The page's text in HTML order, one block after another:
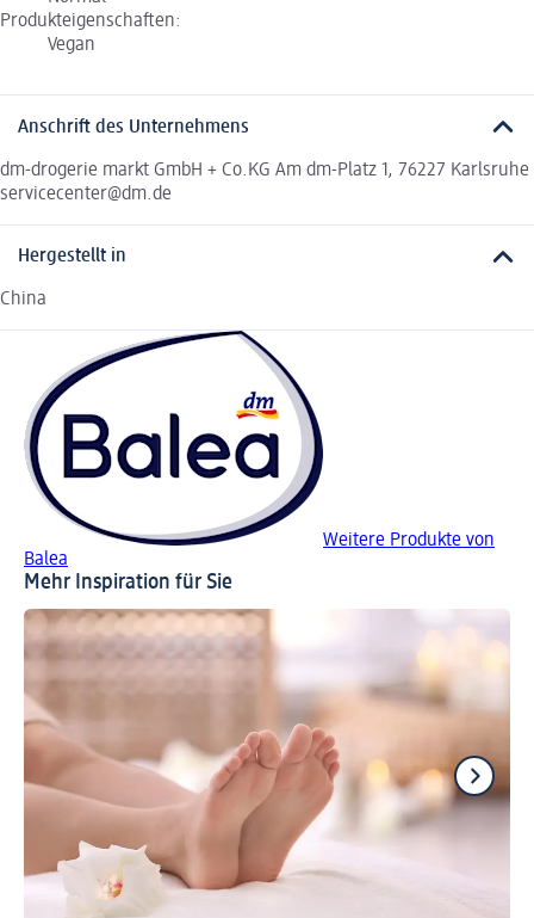
Produkteigenschaften:
Vegan
Anschrift des Unternehmens
dm-drogerie markt GmbH + Co.KG Am dm-Platz 1, 76227 Karlsruhe
servicecenter@dm.de
Hergestellt in
China
Weitere Produkte von
Balea
Mehr Inspiration für Sie